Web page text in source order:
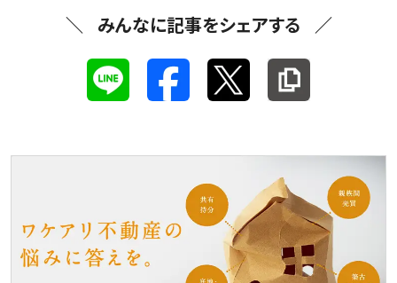
みんなに記事をシェアする